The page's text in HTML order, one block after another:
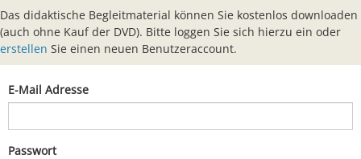
Das didaktische Begleitmaterial können Sie kostenlos downloaden
(auch ohne Kauf der DVD). Bitte loggen Sie sich hierzu ein oder
erstellen Sie einen neuen Benutzeraccount.
E-Mail Adresse
Passwort